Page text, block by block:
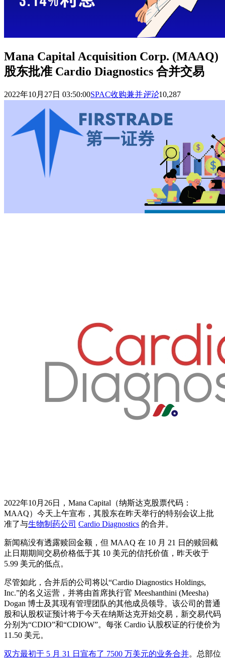
Mana Capital Acquisition Corp. (MAAQ)
股东批准 Cardio Diagnostics 合并交易
2022年10月27日 03:50:00SPAC收购兼并评论10,287
2022年10月26日，Mana Capital（纳斯达克股票代码：
MAAQ）今天上午宣布，其股东在昨天举行的特别会议上批
准了与生物制药公司 Cardio Diagnostics 的合并。
新闻稿没有透露赎回金额，但 MAAQ 在 10 月 21 日的赎回截
止日期期间交易价格低于其 10 美元的信托价值，昨天收于
5.99 美元的低点。
尽管如此，合并后的公司将以“Cardio Diagnostics Holdings,
Inc.”的名义运营，并将由首席执行官 Meeshanthini (Meesha)
Dogan 博士及其现有管理团队的其他成员领导。该公司的普通
股和认股权证预计将于今天在纳斯达克开始交易，新交易代码
分别为“CDIO”和“CDIOW”。每张 Cardio 认股权证的行使价为
11.50 美元。
双方最初于 5 月 31 日宣布了 7500 万美元的业务合并。总部位